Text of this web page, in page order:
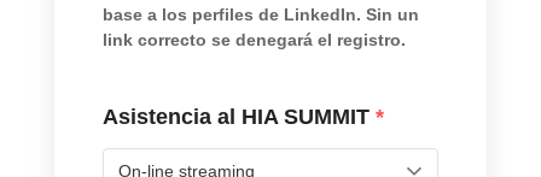
base a los perfiles de LinkedIn. Sin un
link correcto se denegará el registro.
Asistencia al HIA SUMMIT *